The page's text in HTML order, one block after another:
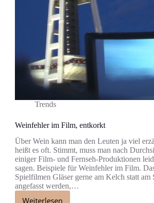
Trends
Weinfehler im Film, entkorkt
Über Wein kann man den Leuten ja viel
heißt es oft. Stimmt, muss man nach
einiger Film- und Fernseh-Produktionen
sagen. Beispiele für Weinfehler im Film.
Spielfilmen Gläser gerne am Kelch statt am
angefasst werden,…
Weiterlesen